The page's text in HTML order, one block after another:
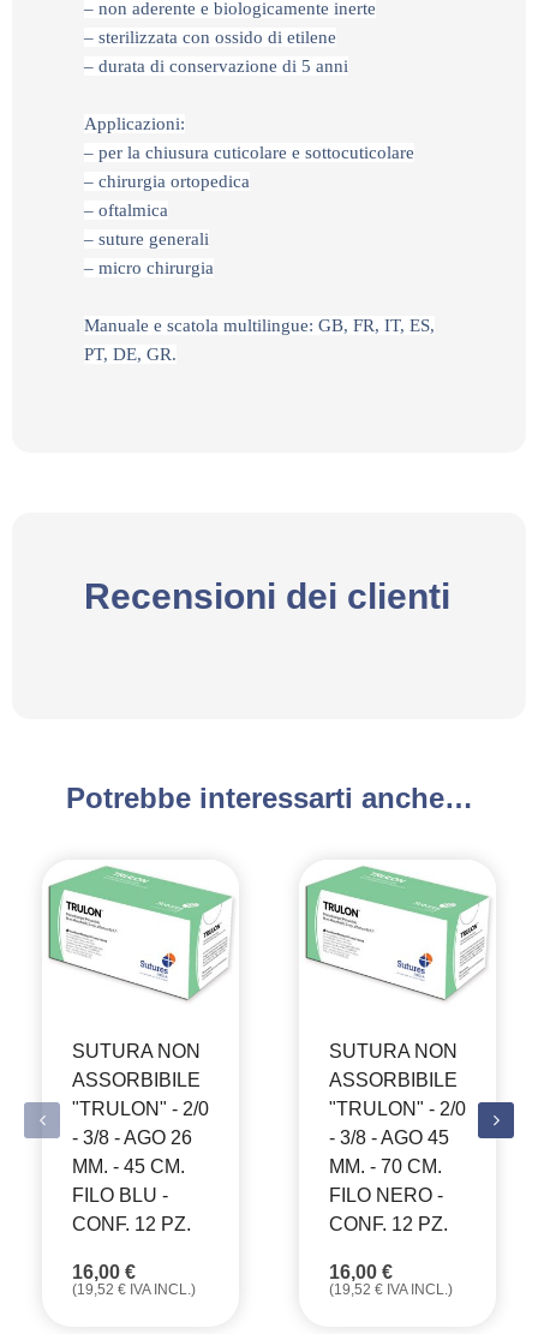
– non aderente e biologicamente inerte
– sterilizzata con ossido di etilene
– durata di conservazione di 5 anni
Applicazioni:
– per la chiusura cuticolare e sottocuticolare
– chirurgia ortopedica
– oftalmica
– suture generali
– micro chirurgia
Manuale e scatola multilingue: GB, FR, IT, ES,
PT, DE, GR.
Recensioni dei clienti
Potrebbe interessarti anche…
SUTURA NON
ASSORBIBILE
"TRULON" - 2/0
- 3/8 - AGO 26
MM. - 45 CM.
FILO BLU -
CONF. 12 PZ.
16,00 €
(19,52 € IVA INCL.)
SUTURA NON
ASSORBIBILE
"TRULON" - 2/0
- 3/8 - AGO 45
MM. - 70 CM.
FILO NERO -
CONF. 12 PZ.
16,00 €
(19,52 € IVA INCL.)